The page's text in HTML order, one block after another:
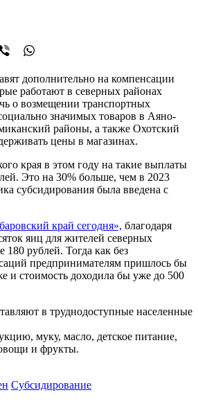
дополнительно на компенсации
работают в северных районах
о возмещении транспортных
значимых товаров в Аяно-
районы, а также Охотский
цены в магазинах.
края в этом году на такие выплаты
Это на 30% больше, чем в 2023
субсидирования была введена с
край сегодня», благодаря
яиц для жителей северных
180 рублей. Тогда как без
предпринимателям пришлось бы
и стоимость доходила бы уже до 500
в труднодоступные населенные
муку, масло, детское питание,
и фрукты.
Субсидирование